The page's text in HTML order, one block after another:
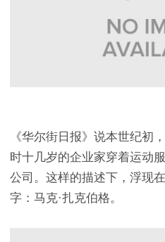
《华尔街日报》说本世纪初
时十几岁的企业家穿着运动
公司。这样的描述下，浮现
字：马克·扎克伯格。